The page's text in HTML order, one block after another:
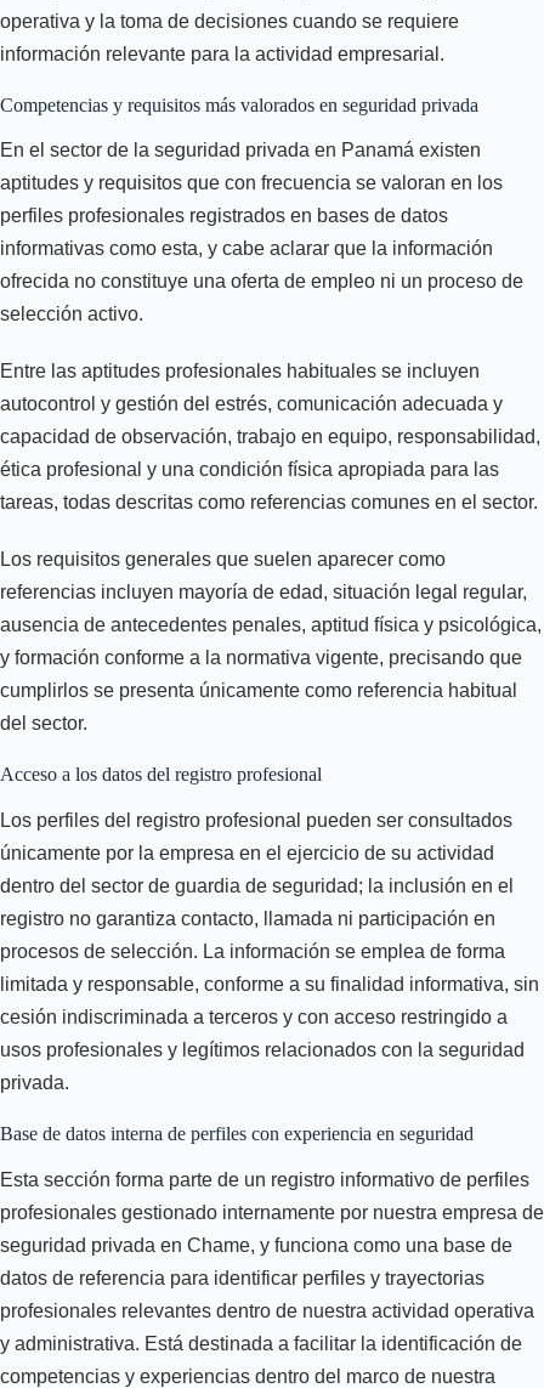
operativa y la toma de decisiones cuando se requiere
información relevante para la actividad empresarial.
Competencias y requisitos más valorados en seguridad privada
En el sector de la seguridad privada en Panamá existen
aptitudes y requisitos que con frecuencia se valoran en los
perfiles profesionales registrados en bases de datos
informativas como esta, y cabe aclarar que la información
ofrecida no constituye una oferta de empleo ni un proceso de
selección activo.
Entre las aptitudes profesionales habituales se incluyen
autocontrol y gestión del estrés, comunicación adecuada y
capacidad de observación, trabajo en equipo, responsabilidad,
ética profesional y una condición física apropiada para las
tareas, todas descritas como referencias comunes en el sector.
Los requisitos generales que suelen aparecer como
referencias incluyen mayoría de edad, situación legal regular,
ausencia de antecedentes penales, aptitud física y psicológica,
y formación conforme a la normativa vigente, precisando que
cumplirlos se presenta únicamente como referencia habitual
del sector.
Acceso a los datos del registro profesional
Los perfiles del registro profesional pueden ser consultados
únicamente por la empresa en el ejercicio de su actividad
dentro del sector de guardia de seguridad; la inclusión en el
registro no garantiza contacto, llamada ni participación en
procesos de selección. La información se emplea de forma
limitada y responsable, conforme a su finalidad informativa, sin
cesión indiscriminada a terceros y con acceso restringido a
usos profesionales y legítimos relacionados con la seguridad
privada.
Base de datos interna de perfiles con experiencia en seguridad
Esta sección forma parte de un registro informativo de perfiles
profesionales gestionado internamente por nuestra empresa de
seguridad privada en Chame, y funciona como una base de
datos de referencia para identificar perfiles y trayectorias
profesionales relevantes dentro de nuestra actividad operativa
y administrativa. Está destinada a facilitar la identificación de
competencias y experiencias dentro del marco de nuestra